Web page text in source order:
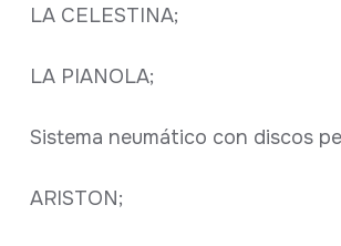
LA CELESTINA;
LA PIANOLA;
Sistema neumático con discos
ARISTON;